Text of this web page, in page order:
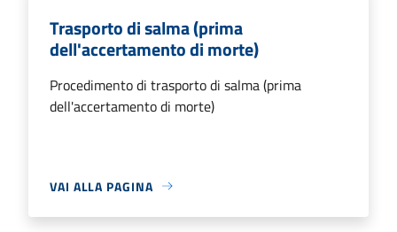
Trasporto di salma (prima
dell'accertamento di morte)
Procedimento di trasporto di salma (prima
dell'accertamento di morte)
VAI ALLA PAGINA